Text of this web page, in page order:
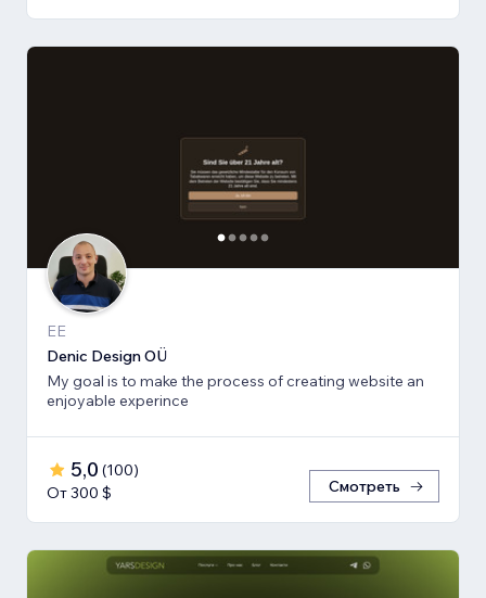
EE
Denic Design OÜ
My goal is to make the process of creating website an
enjoyable experince
5,0 (100)
От 300 $
Смотреть